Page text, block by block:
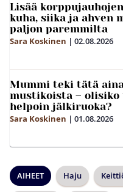
Lisää
kuha, siika ja ahven
paljon paremmilta
Sara Koskinen | 02.08.2026
Mummi teki tätä
mustikoista – olisiko
helpoin jälkiruoka?
Sara Koskinen | 01.08.2026
AIHEET Haju